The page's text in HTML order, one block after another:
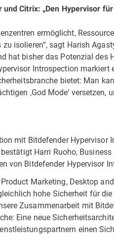
Citrix: „Den Hypervisor
ermöglicht,
isolieren“, sagt Harish
hat bisher das Potenzial des
Introspection markiert
bietet: Man
‚God Mode‘ versetzen,
mit Bitdefender
Harri Ruoho,
von Bitdefender Hypervisor
Marketing, Desktop
hohe Sicherheit für
Zusammenarbeit mit
Eine neue
einen